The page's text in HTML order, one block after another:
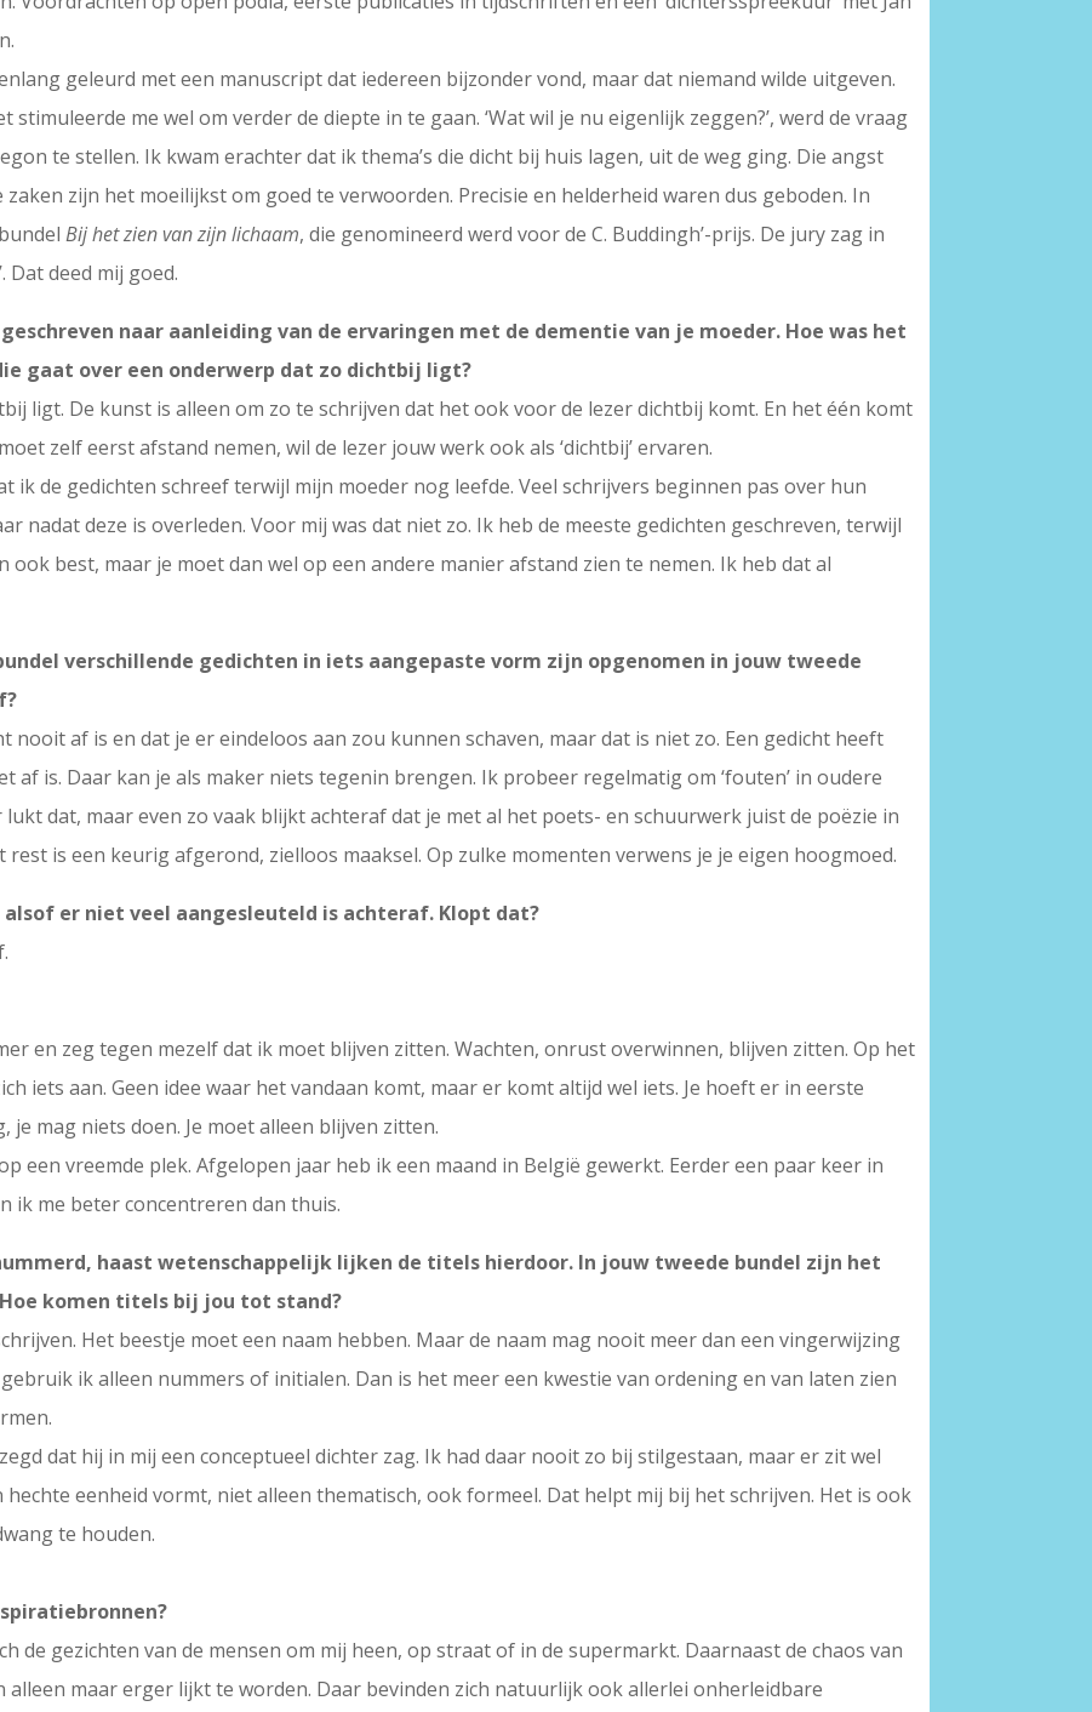
geleurd met een manuscript dat iedereen bijzonder vond, maar dat niemand wilde uitgeven.
me wel om verder de diepte in te gaan. ‘Wat wil je nu eigenlijk zeggen?’, werd de vraag
te stellen. Ik kwam erachter dat ik thema’s die dicht bij huis lagen, uit de weg ging. Die angst
zijn het moeilijkst om goed te verwoorden. Precisie en helderheid waren dus geboden. In
Bij het zien van zijn lichaam, die genomineerd werd voor de C. Buddingh’-prijs. De jury zag in
Dat deed mij goed.
naar aanleiding van de ervaringen met de dementie van je moeder. Hoe was het
gaat over een onderwerp dat zo dichtbij ligt?
ligt. De kunst is alleen om zo te schrijven dat het ook voor de lezer dichtbij komt. En het één komt
zelf eerst afstand nemen, wil de lezer jouw werk ook als ‘dichtbij’ ervaren.
ik de gedichten schreef terwijl mijn moeder nog leefde. Veel schrijvers beginnen pas over hun
nadat deze is overleden. Voor mij was dat niet zo. Ik heb de meeste gedichten geschreven, terwijl
best, maar je moet dan wel op een andere manier afstand zien te nemen. Ik heb dat al
verschillende gedichten in iets aangepaste vorm zijn opgenomen in jouw tweede
nooit af is en dat je er eindeloos aan zou kunnen schaven, maar dat is niet zo. Een gedicht heeft
af is. Daar kan je als maker niets tegenin brengen. Ik probeer regelmatig om ‘fouten’ in oudere
dat, maar even zo vaak blijkt achteraf dat je met al het poets- en schuurwerk juist de poëzie in
is een keurig afgerond, zielloos maaksel. Op zulke momenten verwens je je eigen hoogmoed.
er niet veel aangesleuteld is achteraf. Klopt dat?
en zeg tegen mezelf dat ik moet blijven zitten. Wachten, onrust overwinnen, blijven zitten. Op het
iets aan. Geen idee waar het vandaan komt, maar er komt altijd wel iets. Je hoeft er in eerste
mag niets doen. Je moet alleen blijven zitten.
een vreemde plek. Afgelopen jaar heb ik een maand in België gewerkt. Eerder een paar keer in
ik me beter concentreren dan thuis.
haast wetenschappelijk lijken de titels hierdoor. In jouw tweede bundel zijn het
komen titels bij jou tot stand?
Het beestje moet een naam hebben. Maar de naam mag nooit meer dan een vingerwijzing
ik alleen nummers of initialen. Dan is het meer een kwestie van ordening en van laten zien
dat hij in mij een conceptueel dichter zag. Ik had daar nooit zo bij stilgestaan, maar er zit wel
eenheid vormt, niet alleen thematisch, ook formeel. Dat helpt mij bij het schrijven. Het is ook
te houden.
de gezichten van de mensen om mij heen, op straat of in de supermarkt. Daarnaast de chaos van
maar erger lijkt te worden. Daar bevinden zich natuurlijk ook allerlei onherleidbare